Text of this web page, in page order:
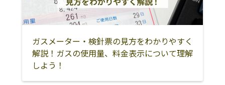
ガスメーター・検針票の見方をわかりやすく
解説！ガスの使用量、料金表示について理解
しよう！